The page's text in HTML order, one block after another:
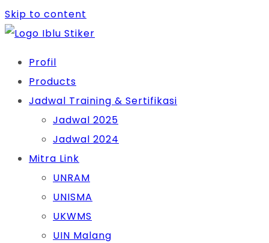
Skip to content
Profil
Products
Jadwal Training & Sertifikasi
Jadwal 2025
Jadwal 2024
Mitra Link
UNRAM
UNISMA
UKWMS
UIN Malang